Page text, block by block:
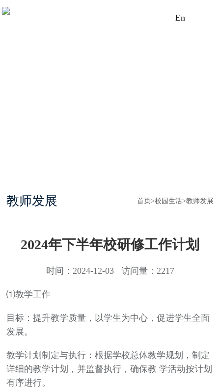
En
首页>校园生活>教师发展
教师发展
2024年下半年校研修工作计划
时间：2024-12-03 访问量：2217
⑴教学工作
目标：提升教学质量，以学生为中心，促进学生全面
发展。
教学计划制定与执行：根据学校总体教学规划，制定
详细的教学计划，并监督执行，确保教 学活动按计划
有序进行。